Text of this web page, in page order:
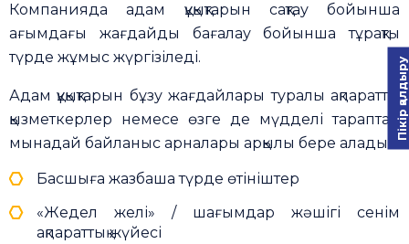
Компанияда адам құқықтарын сақтау бойынша
ағымдағы жағдайды бағалау бойынша тұрақты
түрде жұмыс жүргізіледі.
Адам құқықтарын бұзу жағдайлары туралы ақпаратты
қызметкерлер немесе өзге де мүдделі тараптар
мынадай байланыс арналары арқылы бере алады:
Басшыға жазбаша түрде өтініштер
«Жедел желі» / шағымдар жәшігі сенім
ақпараттық жүйесі
Пікір қалдыру